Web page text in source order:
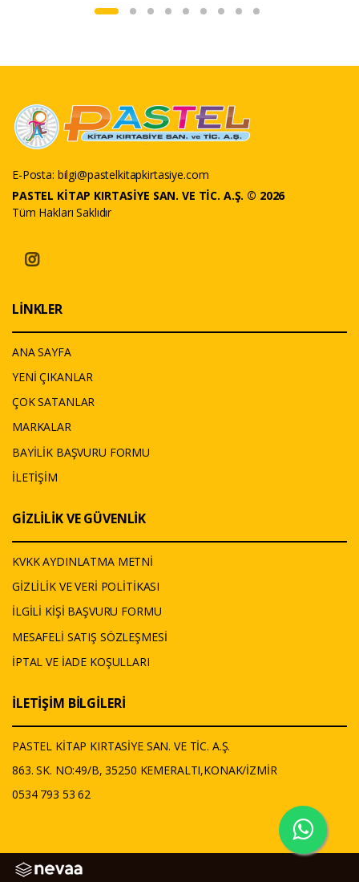
E-Posta: bilgi@pastelkitapkirtasiye.com
PASTEL KİTAP KIRTASİYE SAN. VE TİC. A.Ş. © 2026
Tüm Hakları Saklıdır
LİNKLER
ANA SAYFA
YENİ ÇIKANLAR
ÇOK SATANLAR
MARKALAR
BAYİLİK BAŞVURU FORMU
İLETİŞİM
GİZLİLİK VE GÜVENLİK
KVKK AYDINLATMA METNİ
GİZLİLİK VE VERİ POLİTİKASI
İLGİLİ KİŞİ BAŞVURU FORMU
MESAFELİ SATIŞ SÖZLEŞMESİ
İPTAL VE İADE KOŞULLARI
İLETİŞİM BİLGİLERİ
PASTEL KİTAP KIRTASİYE SAN. VE TİC. A.Ş.
863. SK. NO:49/B, 35250 KEMERALTI,KONAK/İZMİR
0534 793 53 62